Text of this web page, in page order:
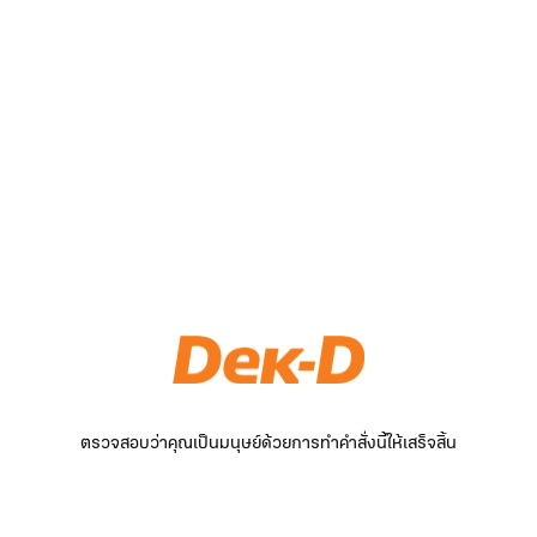
ตรวจสอบว่าคุณเป็นมนุษย์ด้วยการทำคำสั่งนี้ให้เสร็จสิ้น